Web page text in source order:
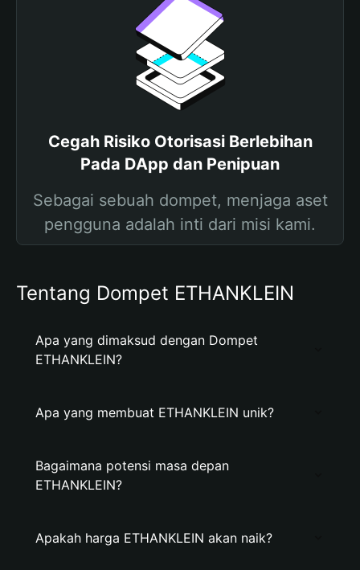
Cegah Risiko Otorisasi Berlebihan
Pada DApp dan Penipuan
Sebagai sebuah dompet, menjaga aset
pengguna adalah inti dari misi kami.
Tentang Dompet ETHANKLEIN
Apa yang dimaksud dengan Dompet
ETHANKLEIN?
Apa yang membuat ETHANKLEIN unik?
Bagaimana potensi masa depan
ETHANKLEIN?
Apakah harga ETHANKLEIN akan naik?